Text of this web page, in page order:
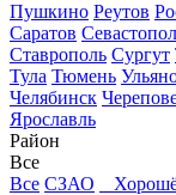
Пушкино Реутов
Саратов
Ставрополь Сургут
Тула Тюмень
Челябинск
Ярославль
Район
Все
Все СЗАО